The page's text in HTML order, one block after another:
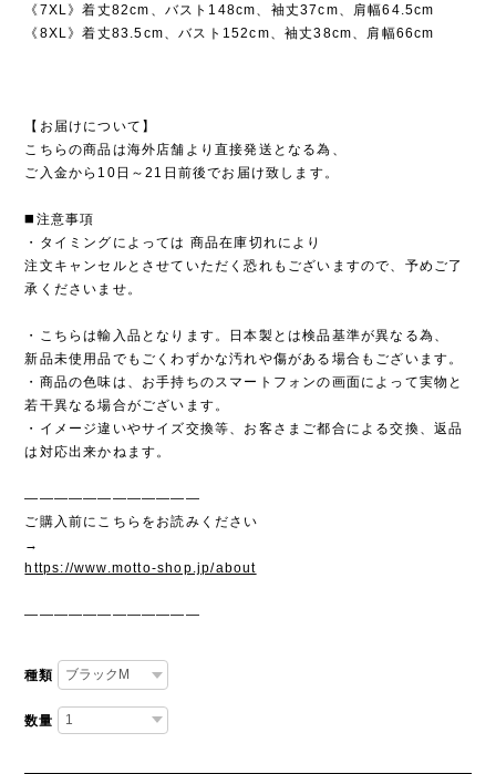
《7XL》着丈82cm、バスト148cm、袖丈37cm、肩幅64.5cm
《8XL》着丈83.5cm、バスト152cm、袖丈38cm、肩幅66cm
【お届けについて】
こちらの商品は海外店舗より直接発送となる為、
ご入金から10日～21日前後でお届け致します。
◼️注意事項
・タイミングによっては 商品在庫切れにより
注文キャンセルとさせていただく恐れもございますので、予めご了
承くださいませ。
・こちらは輸入品となります。日本製とは検品基準が異なる為、
新品未使用品でもごくわずかな汚れや傷がある場合もございます。
・商品の色味は、お手持ちのスマートフォンの画面によって実物と
若干異なる場合がございます。
・イメージ違いやサイズ交換等、お客さまご都合による交換、返品
は対応出来かねます。
————————————
ご購入前にこちらをお読みください
→
https://www.motto-shop.jp/about
————————————
種類
数量